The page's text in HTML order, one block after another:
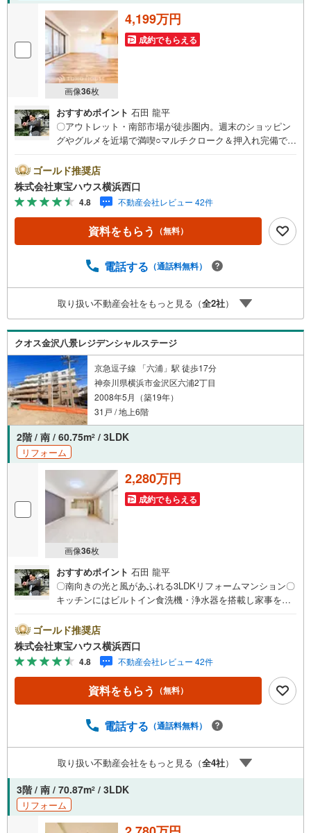
画像36枚
4,199万円
成約でもらえる
おすすめポイント 石田 龍平
〇アウトレット・南部市場が徒歩圏内。週末のショッピン
グやグルメを近場で満喫○マルチクローク＆押入れ完備で、
れながらゆったり暮らせるお部屋です（細則有り）ーーー
ーYahoo！ 不動産キャンペーン対象店舗ーーーー当店で物
件を成約するとPayPayボーナスライトがもらえる「Yaho
o！ 不動産 物件ご成約キャンペーン」の対象になります。
「資料をもらう」「見学予約をする」ボタンからお問い合
わせください。※必ずYahoo！ JAPAN IDでログインしてく
ん。有効期限は付与日から60日です。ーーーーーーーーー
行利率/年利 0.95％（変動金利）※上記金利は 2026年8月時
点 のものであり、実際の適用金利は融資実行時のものとな
ります。金利情勢により表記の返済額と異なる場合があり
ます。ーーーーーーーーーーーーーーーーーーーーーーー
ー
ゴールド推奨店
株式会社東宝ハウス横浜西口
4.8 不動産会社レビュー 42件
資料をもらう （無料）
電話する （通話料無料）
取り扱い不動産会社をもっと見る（全2社）
クオス金沢八景レジデンシャルステージ
京急逗子線 「六浦」駅 徒歩17分
神奈川県横浜市金沢区六浦2丁目
2008年5月（築19年）
31戸 / 地上6階
2階 / 南 / 60.75m2 / 3LDK
リフォーム
画像36枚
2,280万円
成約でもらえる
おすすめポイント 石田 龍平
〇南向きの光と風があふれる3LDKリフォームマンション〇
キッチンにはビルトイン食洗機・浄水器を搭載し家事を快
（細則有り）ーーーーYahoo！ 不動産キャンペーン対象店
舗ーーーー当店で物件を成約するとPayPayボーナスライト
がもらえる「Yahoo！ 不動産 物件ご成約キャンペーン」の
対象になります。「資料をもらう」「見学予約をする」ボ
タンからお問い合わせください。※必ずYahoo！ JAPAN ID
でログインしてください。※PayPayボーナスライトは出金
ーーーーーーーーーーーーーーーーーーーーーーーーー紹
利は 2026年8月時点 のものであり、実際の適用金利は融資
実行時のものとなります。金利情勢により表記の返済額と
異なる場合があります。ーーーーーーーーーーーーーーー
ーーーーーーーーーー
ゴールド推奨店
株式会社東宝ハウス横浜西口
4.8 不動産会社レビュー 42件
資料をもらう （無料）
電話する （通話料無料）
取り扱い不動産会社をもっと見る（全4社）
3階 / 南 / 70.87m2 / 3LDK
リフォーム